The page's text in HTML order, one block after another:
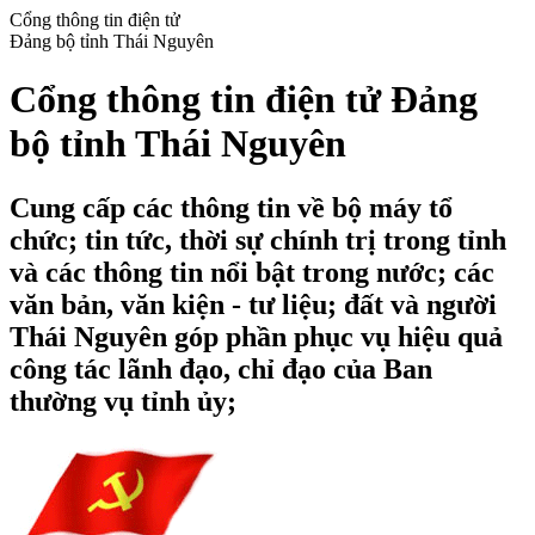
Cổng thông tin điện tử
Đảng bộ tỉnh Thái Nguyên
Cổng thông tin điện tử Đảng
bộ tỉnh Thái Nguyên
Cung cấp các thông tin về bộ máy tổ
chức; tin tức, thời sự chính trị trong tỉnh
và các thông tin nổi bật trong nước; các
văn bản, văn kiện - tư liệu; đất và người
Thái Nguyên góp phần phục vụ hiệu quả
công tác lãnh đạo, chỉ đạo của Ban
thường vụ tỉnh ủy;